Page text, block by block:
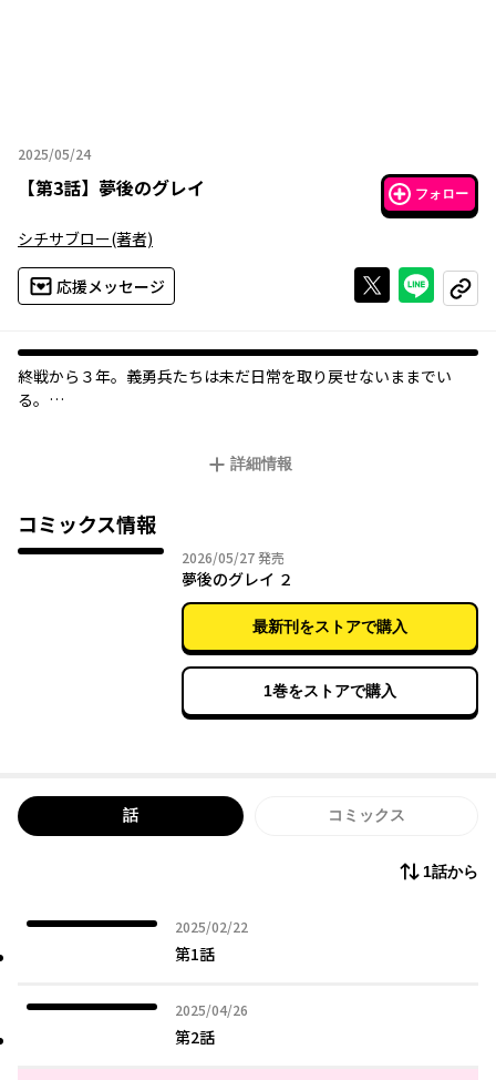
2025/05/24
2025年05月24日
【第3話】 夢後のグレイ フォロー
シチサブロー(著者)
応援メッセージ Xで投稿する
ライン
コピー
終戦から３年。義勇兵たちは未だ日常を取り戻せないままでい
る。
く、暖かく――。
「私が幸せにしますね。ぜったい……」
詳細情報
コミックス情報
2026/05/272026年05月27日
発売
夢後のグレイ ２
最新刊をストアで購入
1巻をストアで購入
話 コミックス
1話から
2025/02/22
2025年02月22日
第1話
2025/04/26
2025年04月26日
第2話